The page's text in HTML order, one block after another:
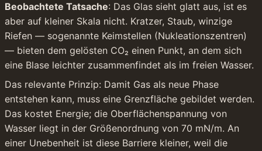
Beobachtete Tatsache: Das Glas sieht glatt aus, ist es
aber auf kleiner Skala nicht. Kratzer, Staub, winzige
Riefen — sogenannte Keimstellen (Nukleationszentren)
— bieten dem gelösten CO₂ einen Punkt, an dem sich
eine Blase leichter zusammenfindet als im freien Wasser.
Das relevante Prinzip: Damit Gas als neue Phase
entstehen kann, muss eine Grenzfläche gebildet werden.
Das kostet Energie; die Oberflächenspannung von
Wasser liegt in der Größenordnung von 70 mN/m. An
einer Unebenheit ist diese Barriere kleiner, weil die